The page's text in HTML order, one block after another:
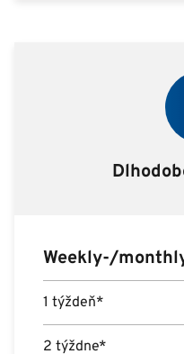
Weekly-/
1 týždeň*
2 týždne*